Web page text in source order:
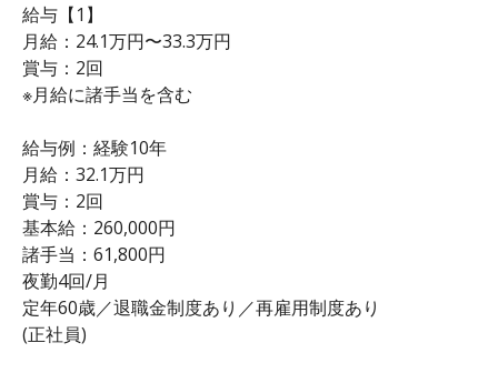
給与【1】
月給：24.1万円〜33.3万円
賞与：2回
※月給に諸手当を含む
給与例：経験10年
月給：32.1万円
賞与：2回
基本給：260,000円
諸手当：61,800円
夜勤4回/月
定年60歳／退職金制度あり／再雇用制度あり
(正社員)